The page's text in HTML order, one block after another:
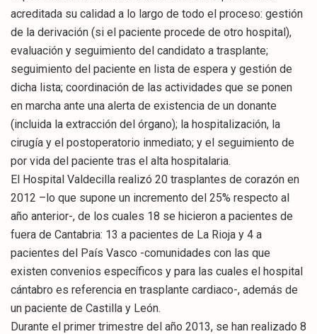
acreditada su calidad a lo largo de todo el proceso: gestión
de la derivación (si el paciente procede de otro hospital),
evaluación y seguimiento del candidato a trasplante;
seguimiento del paciente en lista de espera y gestión de
dicha lista; coordinación de las actividades que se ponen
en marcha ante una alerta de existencia de un donante
(incluida la extracción del órgano); la hospitalización, la
cirugía y el postoperatorio inmediato; y el seguimiento de
por vida del paciente tras el alta hospitalaria.
El Hospital Valdecilla realizó 20 trasplantes de corazón en
2012 –lo que supone un incremento del 25% respecto al
año anterior-, de los cuales 18 se hicieron a pacientes de
fuera de Cantabria: 13 a pacientes de La Rioja y 4 a
pacientes del País Vasco -comunidades con las que
existen convenios específicos y para las cuales el hospital
cántabro es referencia en trasplante cardiaco-, además de
un paciente de Castilla y León.
Durante el primer trimestre del año 2013, se han realizado 8